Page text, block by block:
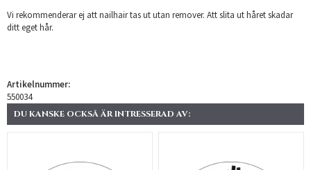
Vi rekommenderar ej att nailhair tas ut utan remover. Att slita ut håret skadar
ditt eget hår.
Artikelnummer:
550034
DU KANSKE OCKSÅ ÄR INTRESSERAD AV: